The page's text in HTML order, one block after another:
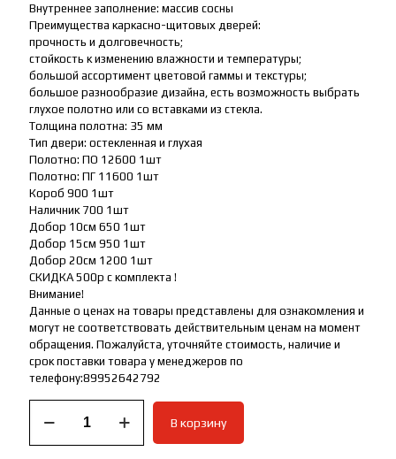
Внутреннее заполнение: массив сосны
Преимущества каркасно-щитовых дверей:
прочность и долговечность;
стойкость к изменению влажности и температуры;
большой ассортимент цветовой гаммы и текстуры;
большое разнообразие дизайна, есть возможность выбрать
глухое полотно или со вставками из стекла.
Толщина полотна: 35 мм
Тип двери: остекленная и глухая
Полотно: ПО 12600 1шт
Полотно: ПГ 11600 1шт
Короб 900 1шт
Наличник 700 1шт
Добор 10см 650 1шт
Добор 15см 950 1шт
Добор 20см 1200 1шт
СКИДКА 500р с комплекта !
Внимание!
Данные о ценах на товары представлены для ознакомления и
могут не соответствовать действительным ценам на момент
обращения. Пожалуйста, уточняйте стоимость, наличие и
срок поставки товара у менеджеров по
телефону:89952642792
товара
В корзину